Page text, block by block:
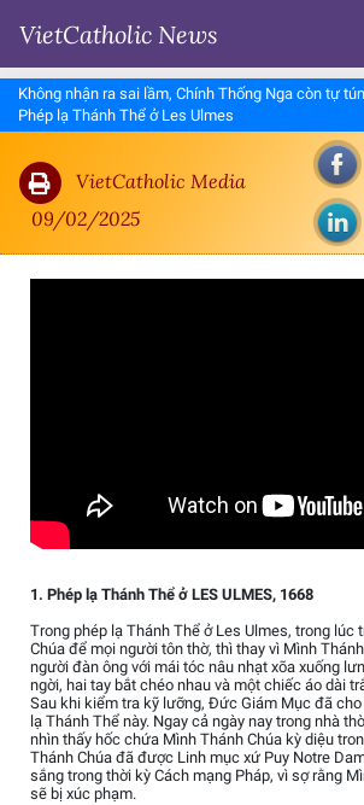
VietCatholic News
Không nhận ra sai lầm, Chính Thống Nga còn tự
Phép lạ Thánh Thể ở Les Ulmes
VietCatholic Media
09/02/2025
1. Phép lạ Thánh Thể ở LES ULMES, 1668
Trong phép lạ Thánh Thể ở Les Ulmes, trong lúc
Chúa để mọi người tôn thờ, thì thay vì Mình
người đàn ông với mái tóc nâu nhạt xõa xuống
ngời, hai tay bắt chéo nhau và một chiếc áo dài
Sau khi kiểm tra kỹ lưỡng, Đức Giám Mục đã
lạ Thánh Thể này. Ngay cả ngày nay trong nhà
nhìn thấy hốc chứa Mình Thánh Chúa kỳ diệu
Thánh Chúa đã được Linh mục xứ Puy Notre
sắng trong thời kỳ Cách mạng Pháp, vì sợ rằng
sẽ bị xúc phạm.